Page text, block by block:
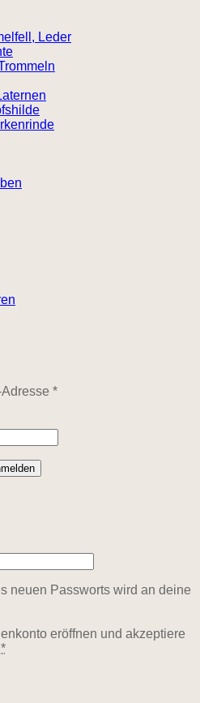
Leder
*Erforderlich
neuen Passworts wird an deine
eröffnen und akzeptiere
*